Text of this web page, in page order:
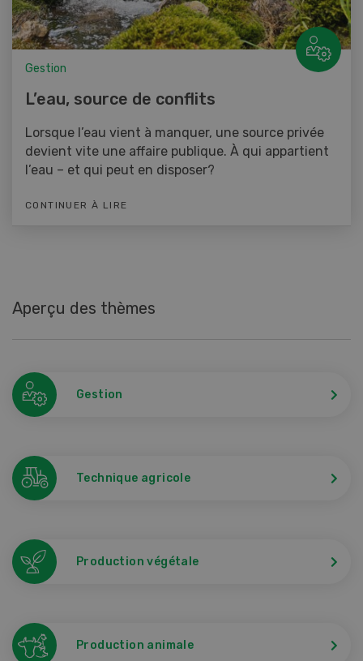
Gestion
L’eau, source de conflits
Lorsque l’eau vient à manquer, une source privée
devient vite une affaire publique. À qui appartient
l’eau – et qui peut en disposer?
CONTINUER À LIRE
Aperçu des thèmes
Gestion
Technique agricole
Production végétale
Production animale